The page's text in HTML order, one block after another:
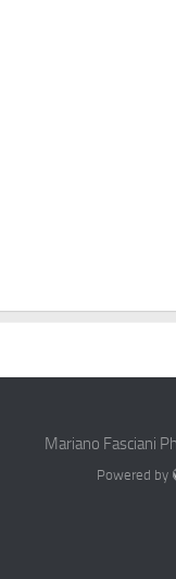
Mariano Fasciani
Powered by